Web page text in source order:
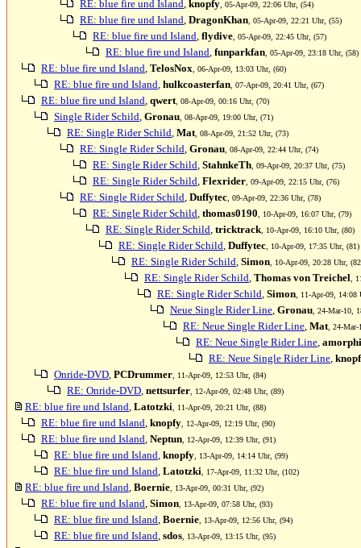
RE: blue fire und Island, knopfy , 05-Apr-09, 22:06 Uhr, (54)
RE: blue fire und Island, DragonKhan , 05-Apr-09, 22:21 Uhr, (55)
RE: blue fire und Island, flydive , 05-Apr-09, 22:45 Uhr, (57)
RE: blue fire und Island, funparkfan , 05-Apr-09, 23:18 Uhr, (58)
RE: blue fire und Island, TelosNox , 06-Apr-09, 13:03 Uhr, (60)
RE: blue fire und Island, hulkcoasterfan , 07-Apr-09, 20:41 Uhr, (67)
RE: blue fire und Island, qwert , 08-Apr-09, 00:16 Uhr, (70)
Single Rider Schild, Gronau , 08-Apr-09, 19:00 Uhr, (71)
RE: Single Rider Schild, Mat , 08-Apr-09, 21:52 Uhr, (73)
RE: Single Rider Schild, Gronau , 08-Apr-09, 22:44 Uhr, (74)
RE: Single Rider Schild, StahnkeTh , 09-Apr-09, 20:37 Uhr, (75)
RE: Single Rider Schild, Flexrider , 09-Apr-09, 22:15 Uhr, (76)
RE: Single Rider Schild, Duffytec , 09-Apr-09, 22:36 Uhr, (78)
RE: Single Rider Schild, thomas0190 , 10-Apr-09, 16:07 Uhr, (79)
RE: Single Rider Schild, tricktrack , 10-Apr-09, 16:10 Uhr, (80)
RE: Single Rider Schild, Duffytec , 10-Apr-09, 17:35 Uhr, (81)
RE: Single Rider Schild, Simon , 10-Apr-09, 20:28 Uhr,
RE: Single Rider Schild, Thomas von Treichel ,
RE: Single Rider Schild, Simon , 11-Apr-09, 14:08
Neue Single Rider Line, Gronau , 24-Mar-10,
RE: Neue Single Rider Line, Mat , 24-
RE: Neue Single Rider Line,
RE: Neue Single Rider Line,
Onride-DVD, PCDrummer , 11-Apr-09, 12:53 Uhr, (84)
RE: Onride-DVD, nettsurfer , 12-Apr-09, 02:48 Uhr, (89)
RE: blue fire und Island, Latotzki , 11-Apr-09, 20:21 Uhr, (88)
RE: blue fire und Island, knopfy , 12-Apr-09, 12:19 Uhr, (90)
RE: blue fire und Island, Neptun , 12-Apr-09, 12:39 Uhr, (91)
RE: blue fire und Island, knopfy , 13-Apr-09, 14:14 Uhr, (99)
RE: blue fire und Island, Latotzki , 17-Apr-09, 11:32 Uhr, (102)
RE: blue fire und Island, Boernie , 13-Apr-09, 00:31 Uhr, (92)
RE: blue fire und Island, Simon , 13-Apr-09, 07:58 Uhr, (93)
RE: blue fire und Island, Boernie , 13-Apr-09, 12:56 Uhr, (94)
RE: blue fire und Island, sdos , 13-Apr-09, 13:15 Uhr, (95)